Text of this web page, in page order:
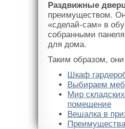
Раздвижные
преимуществом.
«сделай-сам» в
собранными
для дома.
Таким образом,
Шкаф
Выбираем
Мир
помещение
Вешалка в